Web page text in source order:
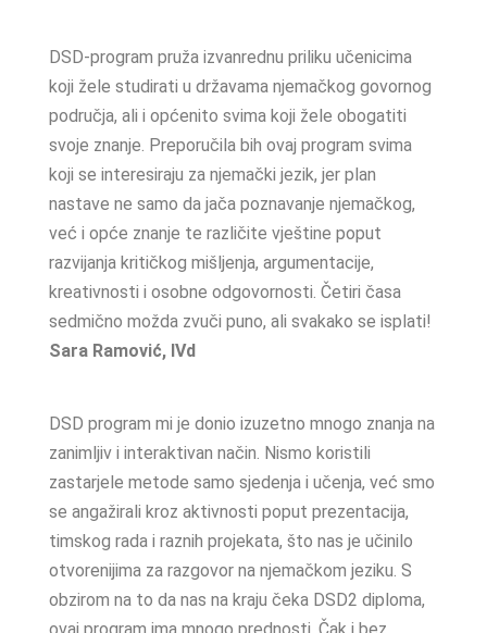
DSD-program pruža izvanrednu priliku učenicima
koji žele studirati u državama njemačkog govornog
područja, ali i općenito svima koji žele obogatiti
svoje znanje. Preporučila bih ovaj program svima
koji se interesiraju za njemački jezik, jer plan
nastave ne samo da jača poznavanje njemačkog,
već i opće znanje te različite vještine poput
razvijanja kritičkog mišljenja, argumentacije,
kreativnosti i osobne odgovornosti. Četiri časa
sedmično možda zvuči puno, ali svakako se isplati!
Sara Ramović, IVd
DSD program mi je donio izuzetno mnogo znanja na
zanimljiv i interaktivan način. Nismo koristili
zastarjele metode samo sjedenja i učenja, već smo
se angažirali kroz aktivnosti poput prezentacija,
timskog rada i raznih projekata, što nas je učinilo
otvorenijima za razgovor na njemačkom jeziku. S
obzirom na to da nas na kraju čeka DSD2 diploma,